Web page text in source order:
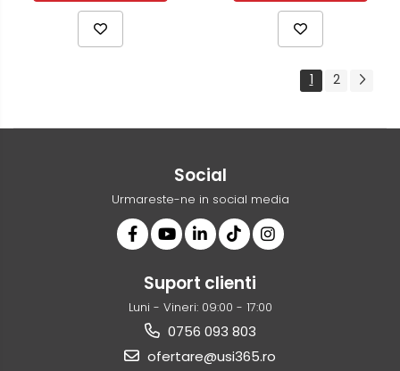
1 2
Social
Urmareste-ne in social media
Suport clienti
Luni - Vineri: 09:00 - 17:00
0756 093 803
ofertare@usi365.ro